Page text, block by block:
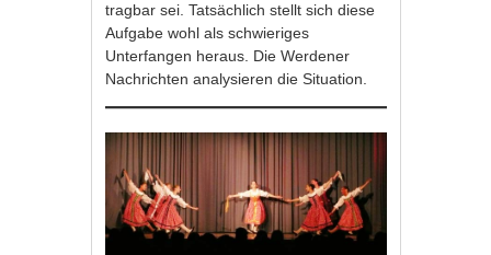
tragbar sei. Tatsächlich stellt sich diese
Aufgabe wohl als schwieriges
Unterfangen heraus. Die Werdener
Nachrichten analysieren die Situation.